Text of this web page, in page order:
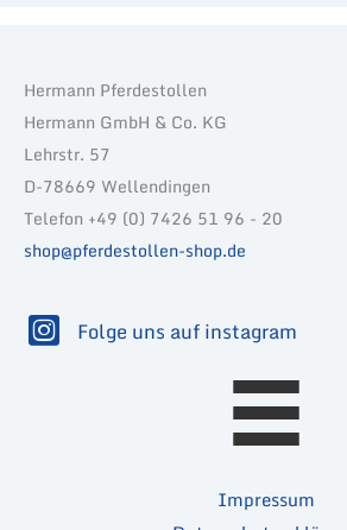
Hermann Pferdestollen
Hermann GmbH & Co. KG
Lehrstr. 57
D-78669 Wellendingen
Telefon +49 (0) 7426 51 96 - 20
shop@pferdestollen-shop.de
Folge uns auf instagram
Impressum